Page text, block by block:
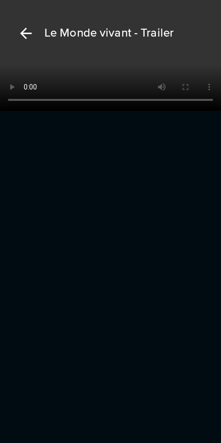
Le Monde vivant - Trailer